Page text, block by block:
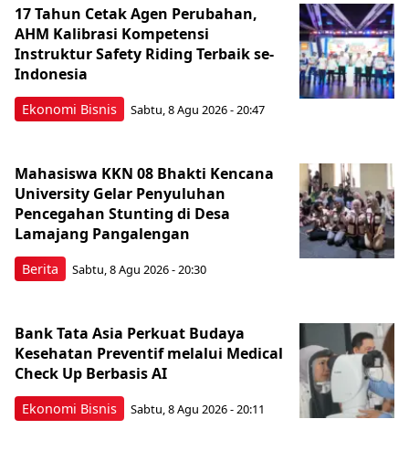
Ekonomi Bisnis
17 Tahun Cetak Agen Perubahan,
AHM Kalibrasi Kompetensi
Instruktur Safety Riding Terbaik se-
Indonesia
Sabtu, 8 Agu 2026 - 20:47
Berita
Mahasiswa KKN 08 Bhakti Kencana
University Gelar Penyuluhan
Pencegahan Stunting di Desa
Lamajang Pangalengan
Sabtu, 8 Agu 2026 - 20:30
Ekonomi Bisnis
Bank Tata Asia Perkuat Budaya
Kesehatan Preventif melalui Medical
Check Up Berbasis AI
Sabtu, 8 Agu 2026 - 20:11